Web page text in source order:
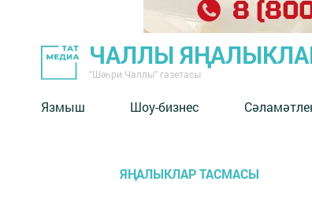
ЧАЛЛЫ
"Шәһри Чаллы" газетасы
Язмыш Шоу-бизнес
ЯҢАЛЫКЛАР ТАСМАСЫ